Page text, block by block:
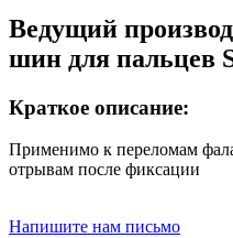
Ведущий
шин для пальцев
Краткое описание:
Применимо к переломам
отрывам после фиксации
Напишите нам письмо